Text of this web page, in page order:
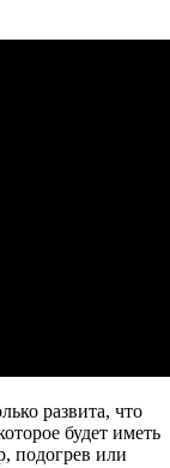
развита, что
будет иметь
подогрев или